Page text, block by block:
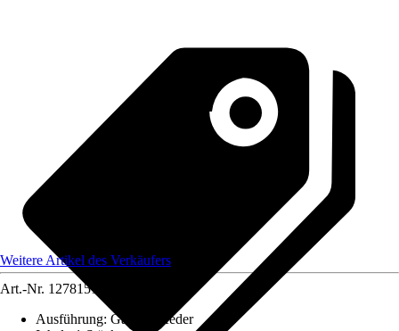
Weitere Artikel des Verkäufers
Art.-Nr. 12781514
Ausführung: Gasdruckfeder